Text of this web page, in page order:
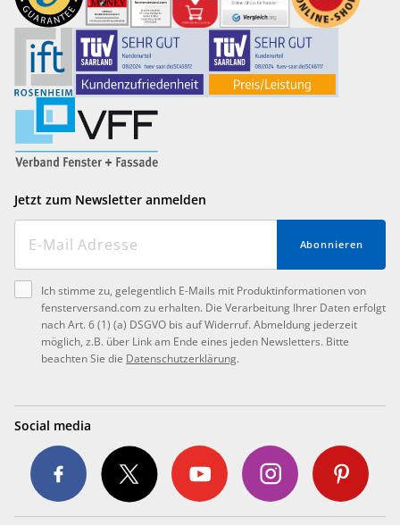
Jetzt zum Newsletter anmelden
Abonnieren
Ich stimme zu, gelegentlich E-Mails mit Produktinformationen von
fensterversand.com zu erhalten. Die Verarbeitung Ihrer Daten erfolgt
nach Art. 6 (1) (a) DSGVO bis auf Widerruf. Abmeldung jederzeit
möglich, z.B. über Link am Ende eines jeden Newsletters. Bitte
beachten Sie die Datenschutzerklärung.
Social media